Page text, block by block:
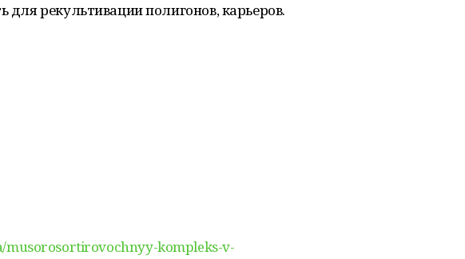
рекультивации полигонов, карьеров.
musorosortirovochnyy-kompleks-v-